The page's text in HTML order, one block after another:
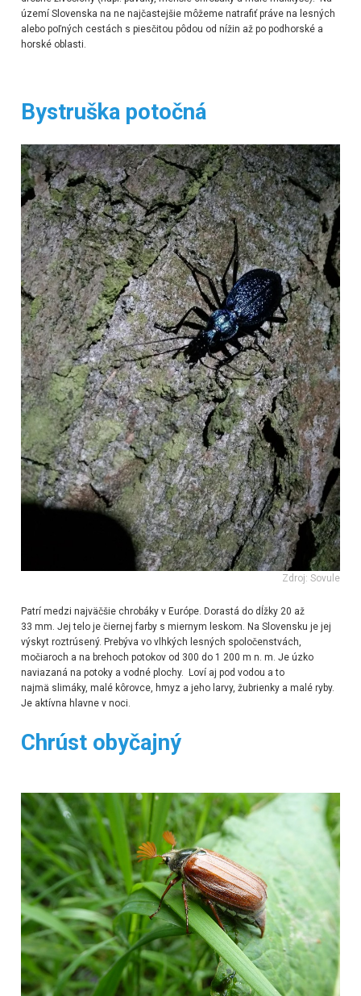
území Slovenska na ne najčastejšie môžeme natrafiť práve na lesných
alebo poľných cestách s piesčitou pôdou od nížin až po podhorské a
horské oblasti.
Bystruška potočná
Zdroj: Sovule
Patrí medzi najväčšie chrobáky v Európe. Dorastá do dĺžky 20 až
33 mm. Jej telo je čiernej farby s miernym leskom. Na Slovensku je jej
výskyt roztrúsený. Prebýva vo vlhkých lesných spoločenstvách,
močiaroch a na brehoch potokov od 300 do 1 200 m n. m. Je úzko
naviazaná na potoky a vodné plochy. Loví aj pod vodou a to
najmä slimáky, malé kôrovce, hmyz a jeho larvy, žubrienky a malé ryby.
Je aktívna hlavne v noci.
Chrúst obyčajný